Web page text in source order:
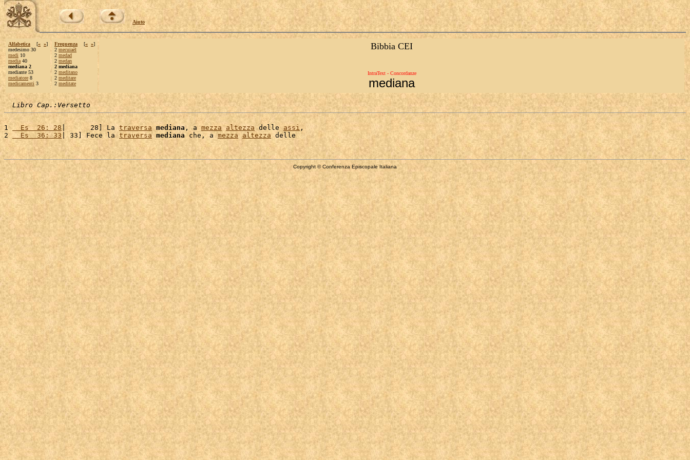
Aiuto
Alfabetica [« »]
medesimo 30
medi 10
media 40
mediana 2
mediante 53
mediatore 8
medicamenti 3
Frequenza [« »]
2 mecuiaèl
2 medad
2 medan
2 mediana
2 meditano
2 meditare
2 meditate
Bibbia CEI
IntraText - Concordanze
mediana
Libro Cap.:Versetto
1
  Es  26: 28
|      28] La traversa mediana , a mezza altezza delle assi ,
2
  Es  36: 33
| 33] Fece la traversa mediana che, a mezza altezza
Copyright © Conferenza Episcopale Italiana